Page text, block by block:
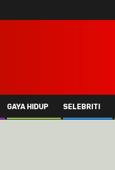
GAYA HIDUP SELEBRITI